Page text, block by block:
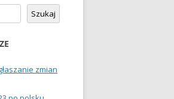
Szukaj
zmian